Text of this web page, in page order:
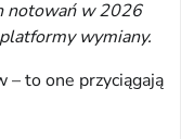
notowań w 2026
wymiany.
to one przyciągają